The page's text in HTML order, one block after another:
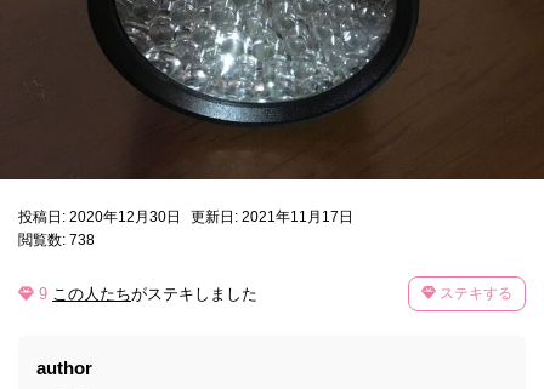
投稿日: 2020年12月30日
更新日: 2021年11月17日
閲覧数: 738
9 この人たちがステキしました ステキする
author